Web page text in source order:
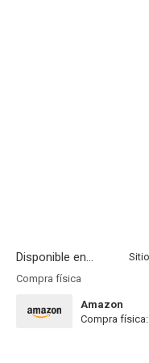
Disponible en...
Compra física
Amazon
Compra física: